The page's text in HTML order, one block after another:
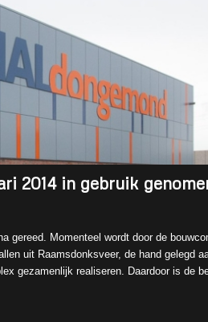
2014 in gebruik
gereed. Momenteel wordt door de
uit Raamsdonksveer, de hand gelegd
gezamenlijk realiseren. Daardoor is de